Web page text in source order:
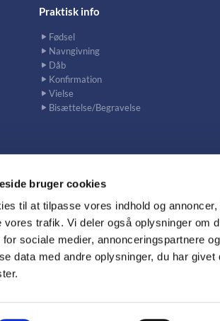
bruger cookies
til at tilpasse vores indhold og
vores trafik. Vi deler også oplysninger om
for sociale medier, annonceringspartnere
data med andre oplysninger, du har
Praktisk info
Fødsel
Navngivning
Dåb
Konfirmation
Vielse
Bisættelse/Begravelse
Allehelgens Kirke og Sundkirken ·
Kontakt